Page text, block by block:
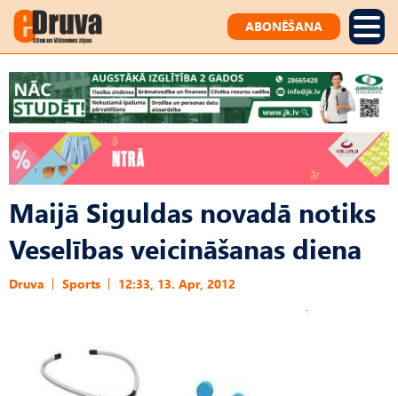
ABONĒŠANA
Maijā Siguldas novadā notiks
Veselības veicināšanas diena
Druva Sports 12:33, 13. Apr, 2012